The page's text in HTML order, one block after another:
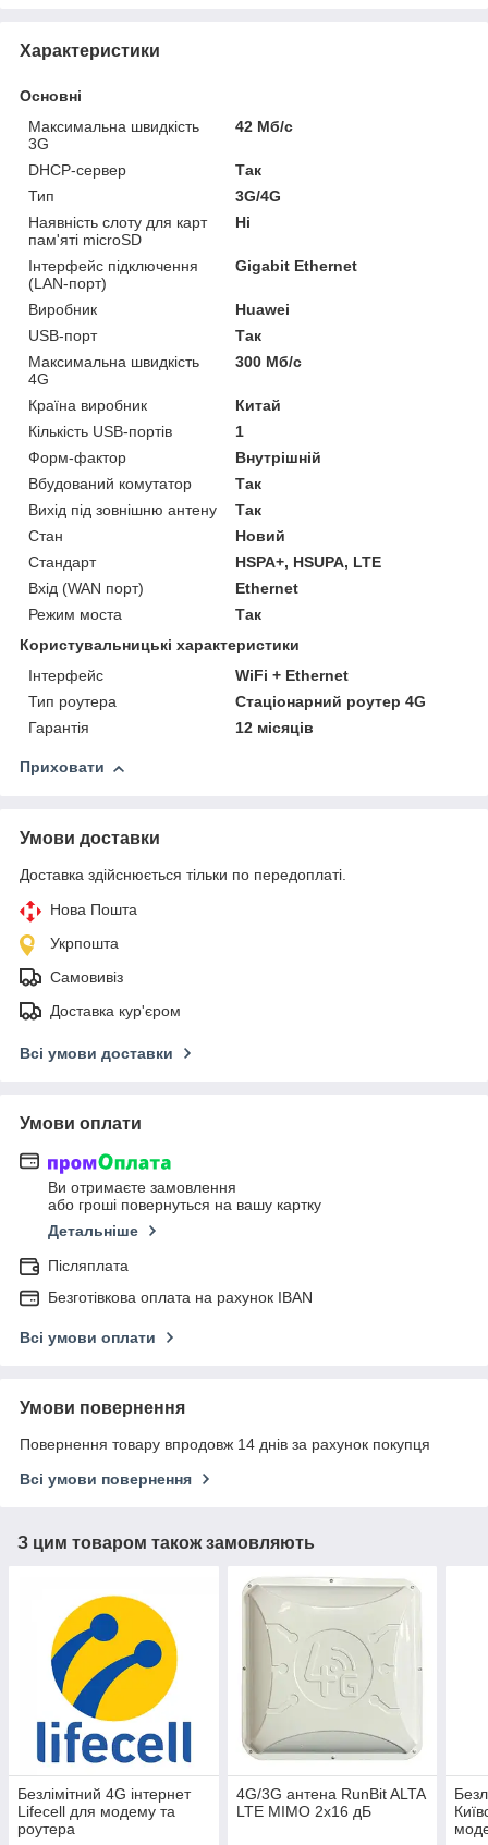
Характеристики
Основні
Максимальна швидкість
3G
42 Мб/с
DHCP-сервер
Так
Тип
3G/4G
Наявність слоту для карт
пам'яті microSD
Ні
Інтерфейс підключення
(LAN-порт)
Gigabit Ethernet
Виробник
Huawei
USB-порт
Так
Максимальна швидкість
4G
300 Мб/с
Країна виробник
Китай
Кількість USB-портів
1
Форм-фактор
Внутрішній
Вбудований комутатор
Так
Вихід під зовнішню антену
Так
Стан
Новий
Стандарт
HSPA+, HSUPA, LTE
Вхід (WAN порт)
Ethernet
Режим моста
Так
Користувальницькі характеристики
Інтерфейс
WiFi + Ethernet
Тип роутера
Стаціонарний роутер 4G
Гарантія
12 місяців
Приховати
Умови доставки
Доставка здійснюється тільки по передоплаті.
Нова Пошта
Укрпошта
Самовивіз
Доставка кур'єром
Всі умови доставки
Умови оплати
Ви отримаєте замовлення
або гроші повернуться на вашу картку
Детальніше
Післяплата
Безготівкова оплата на рахунок IBAN
Всі умови оплати
Умови повернення
Повернення товару впродовж 14 днів за рахунок покупця
Всі умови повернення
З цим товаром також замовляють
Безлімітний 4G інтернет
Lifecell для модему та
роутера
4G/3G антена RunBit ALTA
LTE MIMO 2x16 дБ